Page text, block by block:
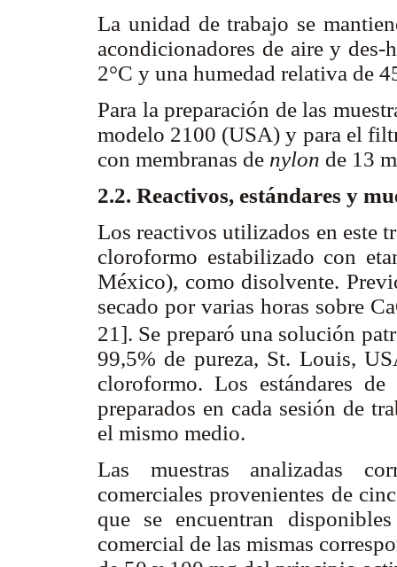
La unidad de trabajo se
acondicionadores de aire y
2°C y una humedad relativa de
Para la preparación de las
modelo 2100 (USA) y para el
con membranas de nylon de 13
2.2. Reactivos, estándares y
Los reactivos utilizados en este
cloroformo estabilizado con
México), como disolvente.
secado por varias horas sobre
21]. Se preparó una solución
99,5% de pureza, St. Louis,
cloroformo. Los estándares
preparados en cada sesión de
el mismo medio.
Las muestras analizadas
comerciales provenientes de
que se encuentran
comercial de las mismas